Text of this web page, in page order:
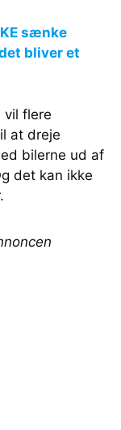
sænke
bliver et
vil flere
at dreje
bilerne ud af
det kan ikke